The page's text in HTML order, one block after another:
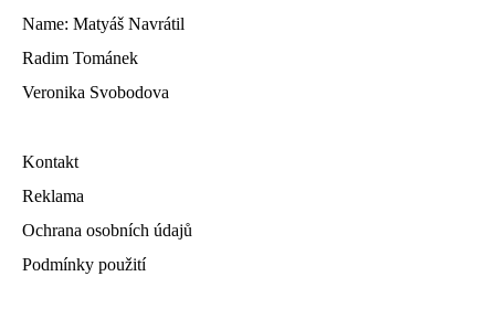
Name: Matyáš Navrátil
Radim Tománek
Veronika Svobodova
Kontakt
Reklama
Ochrana osobních údajů
Podmínky použití